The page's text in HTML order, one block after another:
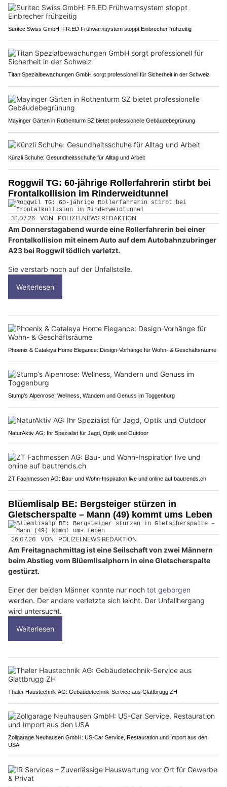
Suritec Swiss GmbH: FR.ED Frühwarnsystem stoppt Einbrecher frühzeitig
Titan Spezialbewachungen GmbH sorgt professionell für Sicherheit in der Schweiz
Mayinger Gärten in Rothenturm SZ bietet professionelle Gebäudebegrünung
Künzli Schuhe: Gesundheitsschuhe für Alltag und Arbeit
Roggwil TG: 60-jährige Rollerfahrerin stirbt bei
Frontalkollision im Rinderweidtunnel
31.07.26 VON POLIZEI.NEWS REDAKTION
Am Donnerstagabend wurde eine Rollerfahrerin bei einer
Frontalkollision mit einem Auto auf dem Autobahnzubringer
A23 bei Roggwil tödlich verletzt.
Sie verstarb noch auf der Unfallstelle.
Weiterlesen
Phoenix & Cataleya Home Elegance: Design-Vorhänge für Wohn- & Geschäftsräume
Stump’s Alpenrose: Wellness, Wandern und Genuss im Toggenburg
NaturAktiv AG: Ihr Spezialist für Jagd, Optik und Outdoor
ZT Fachmessen AG: Bau- und Wohn-Inspiration live und online auf bautrends.ch
Blüemlisalp BE: Bergsteiger stürzen in
Gletscherspalte – Mann (49) kommt ums Leben
26.07.26 VON POLIZEI.NEWS REDAKTION
Am Freitagnachmittag ist eine Seilschaft von zwei Männern
beim Abstieg vom Blüemlisalphorn in eine Gletscherspalte
gestürzt.
Einer der beiden Männer konnte nur noch tot geborgen
werden. Der andere verletzte sich leicht. Der Unfallhergang
wird untersucht.
Weiterlesen
Thaler Haustechnik AG: Gebäudetechnik-Service aus Glattbrugg ZH
Zollgarage Neuhausen GmbH: US-Car Service, Restauration und Import aus den
USA